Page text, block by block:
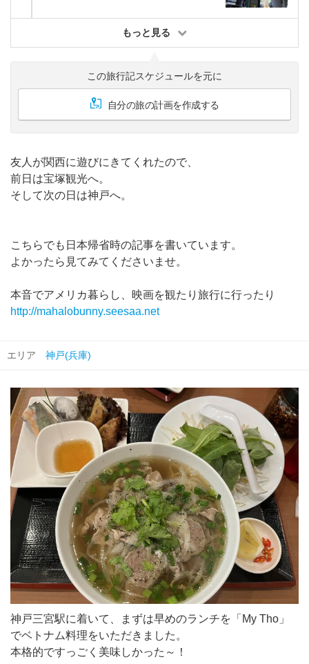
もっと見る
この旅行記スケジュールを元に
自分の旅の計画を作成する
友人が関西に遊びにきてくれたので、
前日は宝塚観光へ。
そして次の日は神戸へ。
こちらでも日本帰省時の記事を書いています。
よかったら見てみてくださいませ。
本音でアメリカ暮らし、映画を観たり旅行に行ったり
http://mahalobunny.seesaa.net
エリア 神戸(兵庫)
神戸三宮駅に着いて、まずは早めのランチを「My Tho」
でベトナム料理をいただきました。
本格的ですっごく美味しかった～！